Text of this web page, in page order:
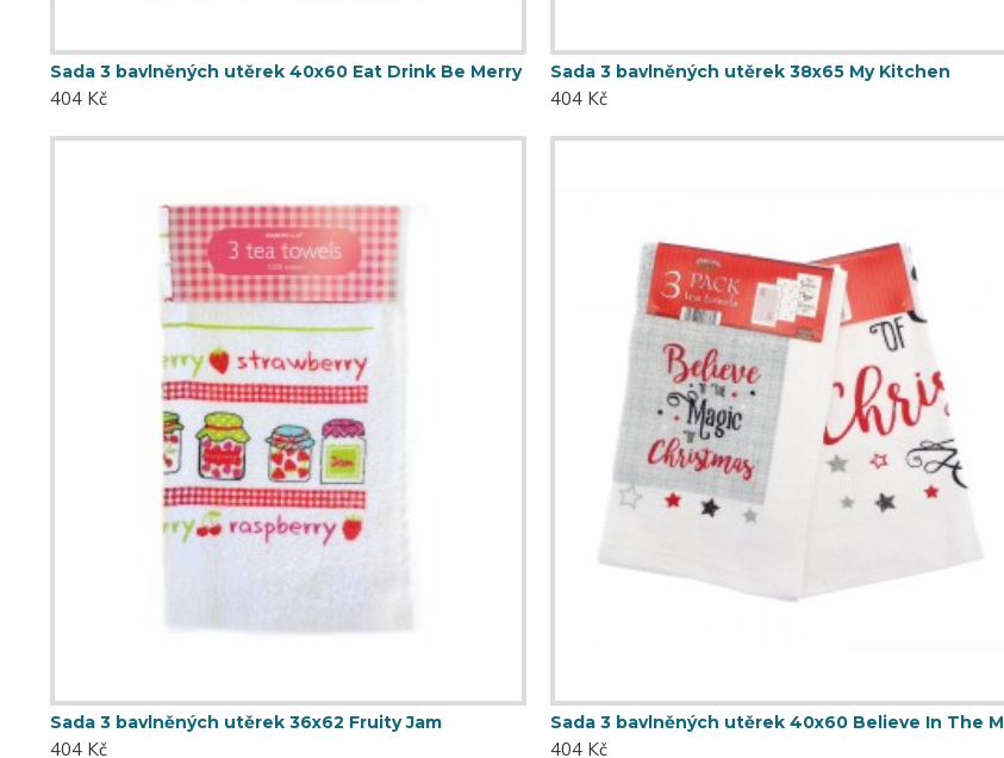
Sada 3 bavlněných utěrek 40x60 Eat Drink Be Merry
404 Kč
Sada 3 bavlněných utěrek 38x65 My Kitchen
404 Kč
Sada 3 bavlněných utěrek 36x62 Fruity Jam
404 Kč 404 Kč